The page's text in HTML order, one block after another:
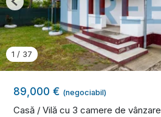
89,000 € (negociabil)
Casă / Vilă cu 3 camere de vânzare
1 / 37
Previous